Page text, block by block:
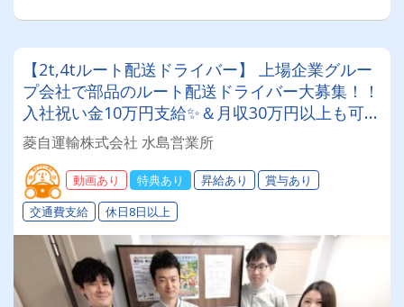
【2t,4tルート配送ドライバー】 上場企業グルー
プ会社で部品のルート配送ドライバー大募集！！
入社祝い金10万円支給✨＆月収30万円以上も可
能！ ✅平均年間休日126日✅賞与年2回✅退職金制
度あり
菱自運輸株式会社 水島営業所
動画あり 特典あり 昇給あり
賞与あり
交通費支給
休日8日以上